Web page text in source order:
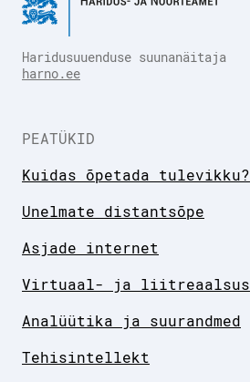
Haridusuuenduse suunanäitaja
harno.ee
PEATÜKID
Kuidas õpetada tulevikku?
Unelmate distantsõpe
Asjade internet
Virtuaal- ja liitreaalsus
Analüütika ja suurandmed
Tehisintellekt